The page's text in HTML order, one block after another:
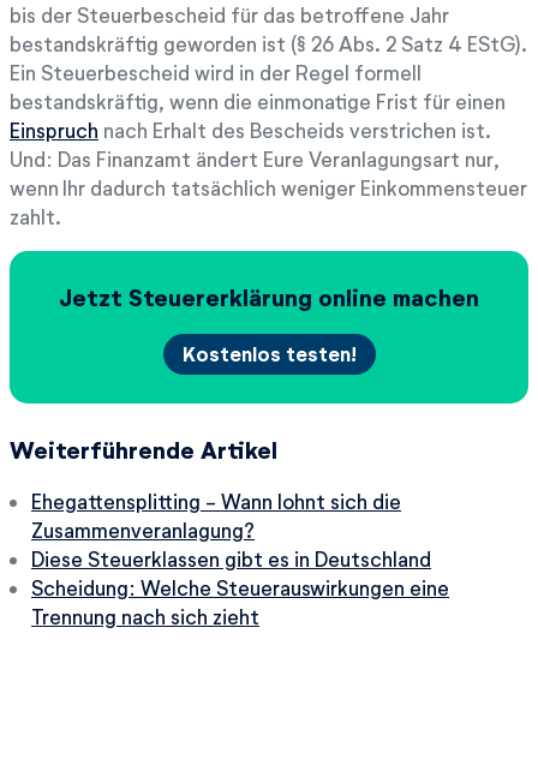
bis der Steuerbescheid für das betroffene Jahr
bestandskräftig geworden ist (§ 26 Abs. 2 Satz 4 EStG).
Ein Steuerbescheid wird in der Regel formell
bestandskräftig, wenn die einmonatige Frist für einen
Einspruch nach Erhalt des Bescheids verstrichen ist.
Und: Das Finanzamt ändert Eure Veranlagungsart nur,
wenn Ihr dadurch tatsächlich weniger Einkommensteuer
zahlt.
Jetzt Steuererklärung online machen
Kostenlos testen!
Weiterführende Artikel
Ehegattensplitting - Wann lohnt sich die
Zusammenveranlagung?
Diese Steuerklassen gibt es in Deutschland
Scheidung: Welche Steuerauswirkungen eine
Trennung nach sich zieht